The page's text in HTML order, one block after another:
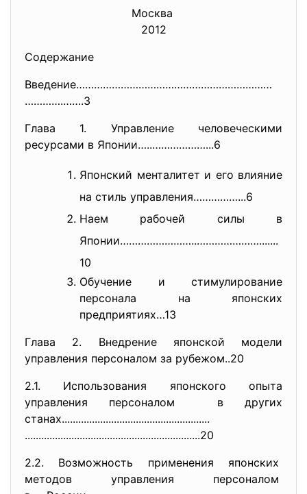
Москва
2012
Содержание
Введение…………………………………………………………
………….…….3
Глава 1. Управление человеческими
ресурсами в Японии…..………………...6
Японский менталитет и его влияние
на стиль управления……………...6
Наем рабочей силы в
Японии……………………..………………….......
10
Обучение и стимулирование
персонала на японских
предприятиях…13
Глава 2. Внедрение японской модели
управления персоналом за рубежом..20
2.1. Использования японского опыта
управления персоналом в других
станах......................................................
................................................................20
2.2. Возможность применения японских
методов управления персоналом